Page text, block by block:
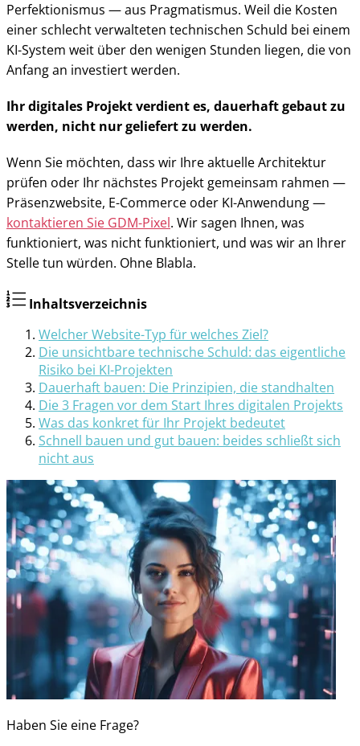
Perfektionismus — aus Pragmatismus. Weil die Kosten
einer schlecht verwalteten technischen Schuld bei einem
KI-System weit über den wenigen Stunden liegen, die von
Anfang an investiert werden.
Ihr digitales Projekt verdient es, dauerhaft gebaut zu
werden, nicht nur geliefert zu werden.
Wenn Sie möchten, dass wir Ihre aktuelle Architektur
prüfen oder Ihr nächstes Projekt gemeinsam rahmen —
Präsenzwebsite, E-Commerce oder KI-Anwendung —
kontaktieren Sie GDM-Pixel. Wir sagen Ihnen, was
funktioniert, was nicht funktioniert, und was wir an Ihrer
Stelle tun würden. Ohne Blabla.
Inhaltsverzeichnis
Welcher Website-Typ für welches Ziel?
Die unsichtbare technische Schuld: das eigentliche
Risiko bei KI-Projekten
Dauerhaft bauen: Die Prinzipien, die standhalten
Die 3 Fragen vor dem Start Ihres digitalen Projekts
Was das konkret für Ihr Projekt bedeutet
Schnell bauen und gut bauen: beides schließt sich
nicht aus
Haben Sie eine Frage?